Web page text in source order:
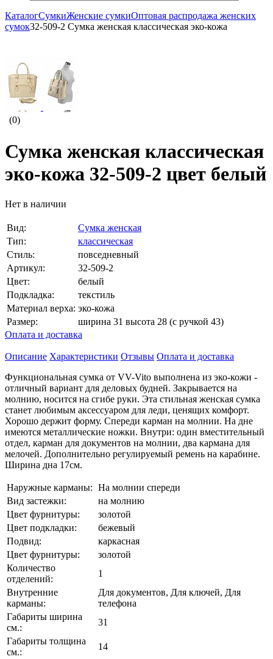
КаталогСумкиЖенские сумкиОптовая распродажа женских
сумок32-509-2 Сумка женская классическая эко-кожа
(0)
Сумка женская классическая
эко-кожа 32-509-2 цвет белый
Нет в наличии
Вид:
Сумка женская
Тип:
классическая
Стиль:
повседневный
Артикул:
32-509-2
Цвет:
белый
Подкладка:
текстиль
Материал верха: эко-кожа
Размер:
ширина 31 высота 28 (с ручкой 43)
Оплата и доставка
Описание Характеристики Отзывы Оплата и доставка
Функциональная сумка от VV-Vito выполнена из эко-кожи -
отличный вариант для деловых будней. Закрывается на
молнию, носится на сгибе руки. Эта стильная женская сумка
станет любимым аксессуаром для леди, ценящих комфорт.
Хорошо держит форму. Спереди карман на молнии. На дне
имеются металлические ножки. Внутри: один вместительный
отдел, карман для документов на молнии, два кармана для
мелочей. Дополнительно регулируемый ремень на карабине.
Ширина дна 17см.
Наружные карманы: На молнии спереди
Вид застежки:
на молнию
Цвет фурнитуры:
золотой
Цвет подкладки:
бежевый
Подвид:
каркасная
Цвет фурнитуры:
золотой
Количество
отделений:
1
Внутренние
карманы:
Для документов, Для ключей, Для
телефона
Габариты ширина
см.:
31
Габариты толщина
см.:
14